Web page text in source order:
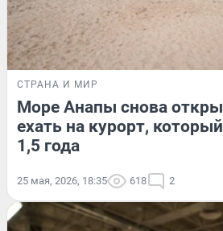
СТРАНА И МИР
Море Анапы снова
ехать на курорт,
1,5 года
25 мая, 2026, 18:35 618 2